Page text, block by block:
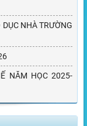
NHÀ TRƯỜNG
NĂM HỌC 2025-